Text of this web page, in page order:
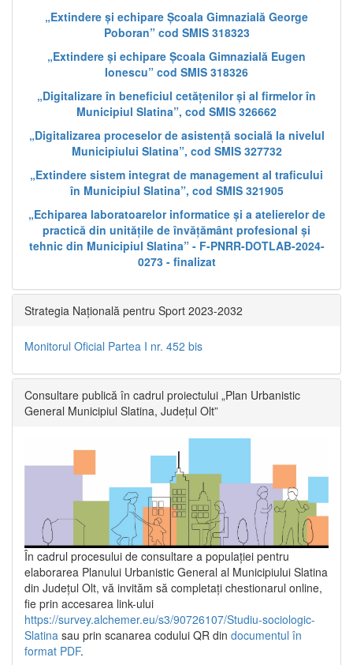
„Extindere și echipare Școala Gimnazială George
Poboran” cod SMIS 318323
„Extindere și echipare Școala Gimnazială Eugen
Ionescu” cod SMIS 318326
„Digitalizare în beneficiul cetățenilor și al firmelor în
Municipiul Slatina”, cod SMIS 326662
„Digitalizarea proceselor de asistență socială la nivelul
Municipiului Slatina”, cod SMIS 327732
„Extindere sistem integrat de management al traficului
în Municipiul Slatina”, cod SMIS 321905
„Echiparea laboratoarelor informatice și a atelierelor de
practică din unitățile de învățământ profesional și
tehnic din Municipiul Slatina” - F-PNRR-DOTLAB-2024-
0273 - finalizat
Strategia Națională pentru Sport 2023-2032
Monitorul Oficial Partea I nr. 452 bis
Consultare publică în cadrul proiectului „Plan Urbanistic
General Municipiul Slatina, Județul Olt”
În cadrul procesului de consultare a populaţiei pentru
elaborarea Planului Urbanistic General al Municipiului Slatina
din Județul Olt, vă invităm să completați chestionarul online,
fie prin accesarea link-ului
https://survey.alchemer.eu/s3/90726107/Studiu-sociologic-
Slatina sau prin scanarea codului QR din documentul în
format PDF.